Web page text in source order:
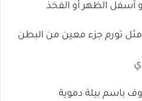
أسفل الظهر أو الفخذ
مثل تورم جزء معين من البطن
باسم بيلة دموية